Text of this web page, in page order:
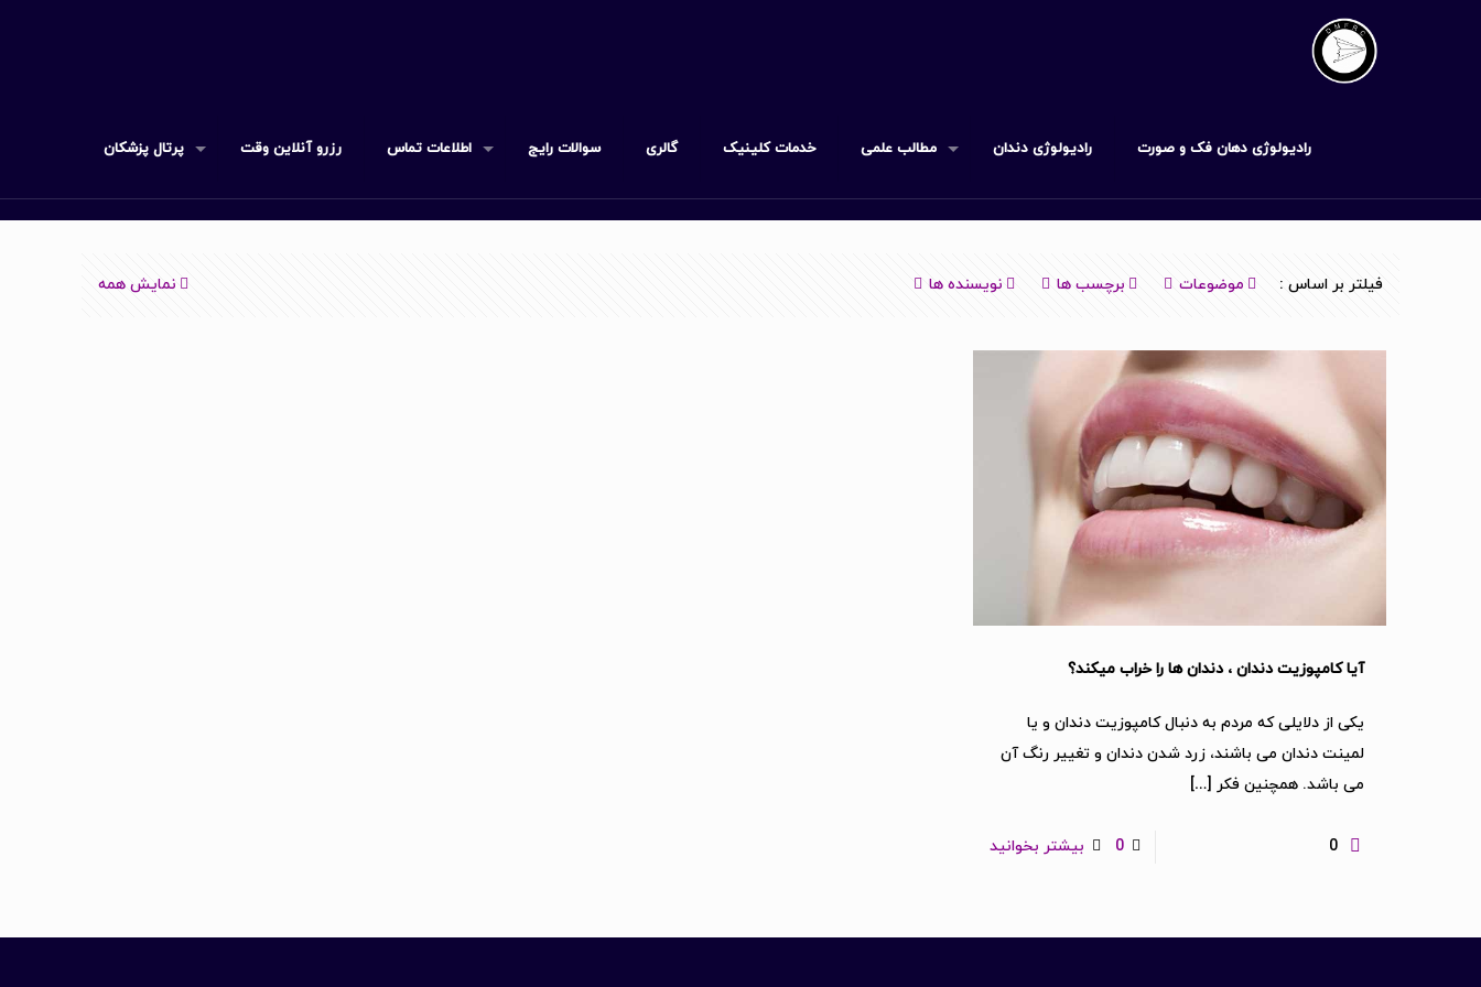
رادیولوژی دهان فک و صورت رادیولوژی دندان مطالب علمی خدمات کلینیک گالری سوالات رایج اطلاعات تماس رزرو آنلاین وقت پرتال پزشکان
فیلتر بر اساس : موضوعات برچسب ها نویسنده ها نمایش همه
آیا کامپوزیت دندان ، دندان ها را خراب میکند؟
یکی از دلایلی که مردم به دنبال کامپوزیت دندان و یا
لمینت دندان می باشند، زرد شدن دندان و تغییر رنگ آن
می باشد. همچنین فکر […]
0
0 بیشتر بخوانید